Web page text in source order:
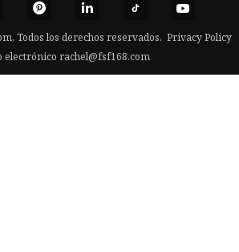
Todos los derechos reservados. Privacy Policy
electrónico rachel@fsf168.com